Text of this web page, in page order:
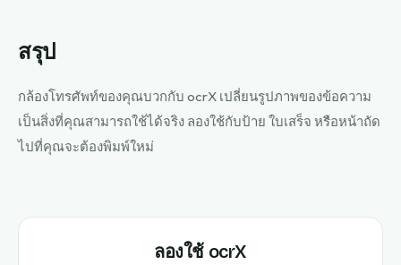
สรุป
กล้องโทรศัพท์ของคุณบวกกับ ocrX เปลี่ยนรูปภาพของข้อความ
เป็นสิ่งที่คุณสามารถใช้ได้จริง ลองใช้กับป้าย ใบเสร็จ หรือหน้าถัด
ไปที่คุณจะต้องพิมพ์ใหม่
ลองใช้ ocrX